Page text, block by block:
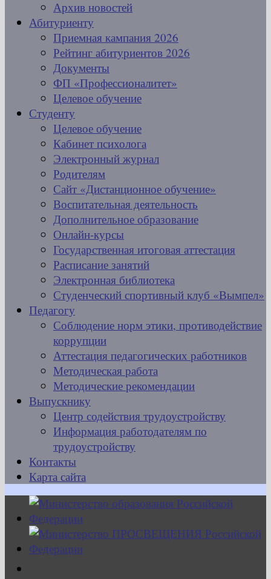
Архив новостей
Абитуриенту
Приемная кампания 2026
Рейтинг абитуриентов 2026
Документы
ФП «Профессионалитет»
Целевое обучение
Студенту
Целевое обучение
Кабинет психолога
Электронный журнал
Родителям
Сайт «Дистанционное обучение»
Воспитательная деятельность
Дополнительное образование
Онлайн-курсы
Государственная итоговая аттестация
Расписание занятий
Электронная библиотека
Студенческий спортивный клуб «Вымпел»
Педагогу
Соблюдение норм этики, противодействие
коррупции
Аттестация педагогических работников
Методическая работа
Методические рекомендации
Выпускнику
Центр содействия трудоустройству
Информация работодателям по
трудоустройству
Контакты
Карта сайта